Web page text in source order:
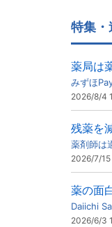
特集
薬局は
みずほ
2026/8/4
残薬を
薬剤師は
2026/7/
薬の面
Daiichi
2026/6/3